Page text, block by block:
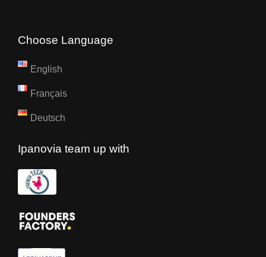
Choose Language
English
Français
Deutsch
Ipanovia team up with